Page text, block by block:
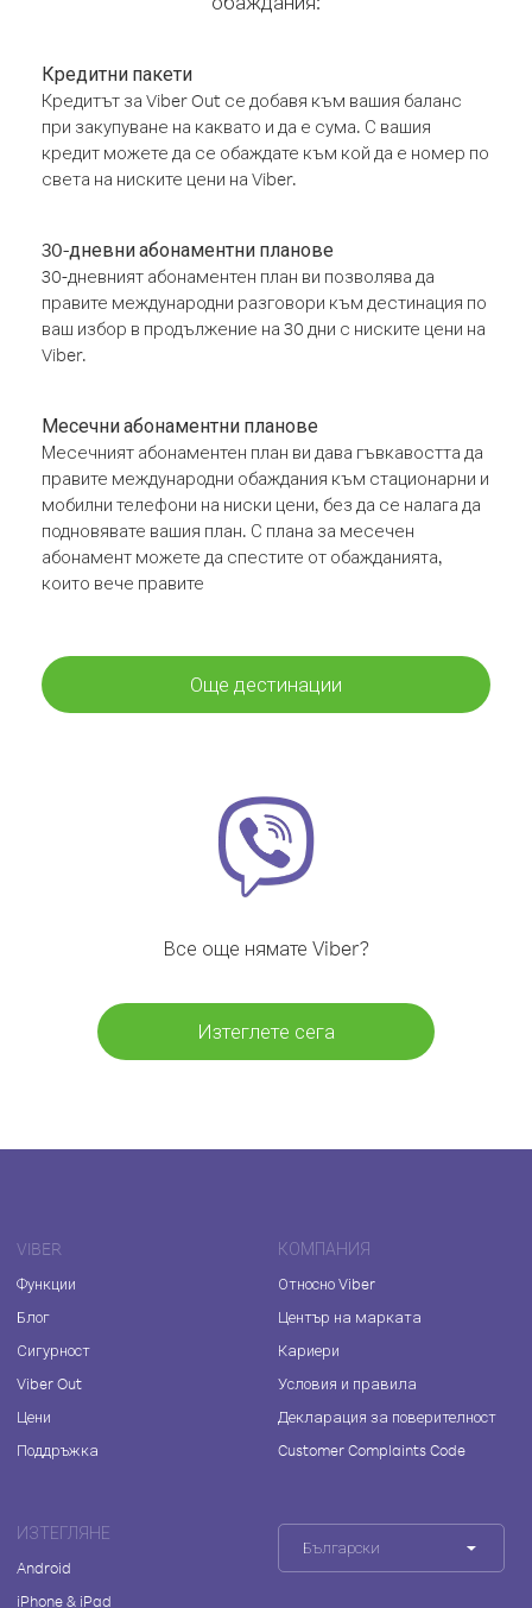
Кредитни пакети
Кредитът за Viber Out се добавя към вашия баланс
при закупуване на каквато и да е сума. С вашия
кредит можете да се обаждате към кой да е номер по
света на ниските цени на Viber.
30-дневни абонаментни планове
30-дневният абонаментен план ви позволява да
правите международни разговори към дестинация по
ваш избор в продължение на 30 дни с ниските цени на
Viber.
Месечни абонаментни планове
Месечният абонаментен план ви дава гъвкавостта да
правите международни обаждания към стационарни и
мобилни телефони на ниски цени, без да се налага да
подновявате вашия план. С плана за месечен
абонамент можете да спестите от обажданията,
които вече правите
Още дестинации
Все още нямате Viber?
Изтеглете сега
VIBER
Функции
Блог
Сигурност
Viber Out
Цени
Поддръжка
КОМПАНИЯ
Относно Viber
Център на марката
Кариери
Условия и правила
Декларация за поверителност
Customer Complaints Code
ИЗТЕГЛЯНЕ
Android
iPhone & iPad
Български